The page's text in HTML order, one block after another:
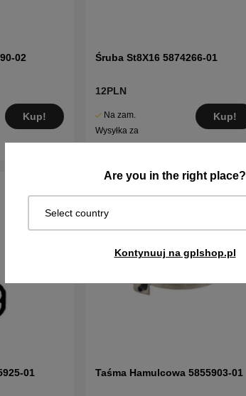
Are you in the right place?
Select country
Kontynuuj na gplshop.pl
02
Kup!
Śruba St8X16 5874266-01
12PLN
Na zam.
Wysyłka za
Kup!
01 Taśma Hamulcowa 5855903-01